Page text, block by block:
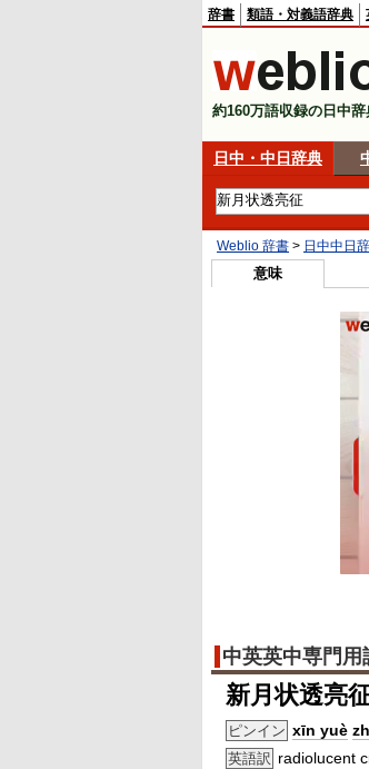
辞書 類語・対義語辞典
約160万語収録の日中
日中・中日辞典
Weblio 辞書 > 日中中日
意味
中英英中専門用
新月状透亮
ピンイン xīn yuè
英語訳 radiolucent